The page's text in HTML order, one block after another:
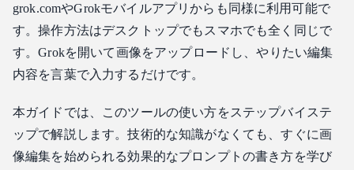
複数画像の参照方法
主な活用事例
複数画像の結果を向上させるヒント
イド
トークンの作成と認証
参照メディアの準備
grok.comやGrokモバイルアプリからも同様に利用可能で
す。操作方法はデスクトップでもスマホでも全く同じで
す。Grokを開いて画像をアップロードし、やりたい編集
内容を言葉で入力するだけです。
本ガイドでは、このツールの使い方をステップバイステ
ップで解説します。技術的な知識がなくても、すぐに画
像編集を始められる効果的なプロンプトの書き方を学び